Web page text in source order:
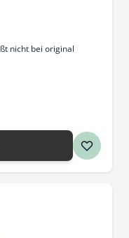
nicht bei original